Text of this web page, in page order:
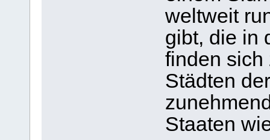
weltweit
gibt, die in
finden sich
Städten
Staaten